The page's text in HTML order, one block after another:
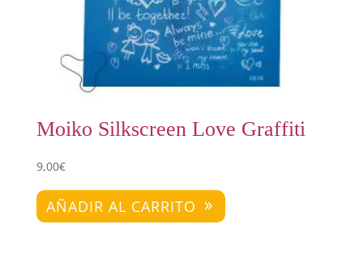
Moiko Silkscreen Love Graffiti
9,00€
AÑADIR AL CARRITO